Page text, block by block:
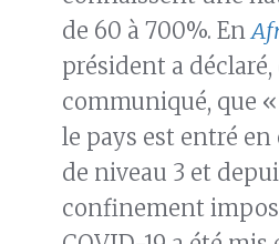
de 60 à 700%. En
président a
communiqué, que
le pays est entré en
de niveau 3 et
confinement